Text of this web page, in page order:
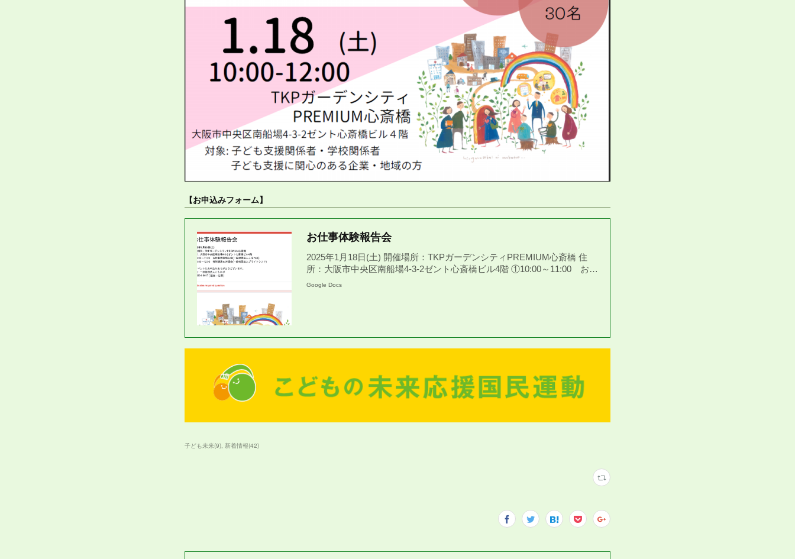
【お申込みフォーム】
お仕事体験報告会
2025年1月18日(土) 開催場所：TKPガーデンシティPREMIUM心斎橋 住
所：大阪市中央区南船場4-3-2ゼント心斎橋ビル4階 ①10:00～11:00 お…
Google Docs
子ども未来(9) 新着情報(42)